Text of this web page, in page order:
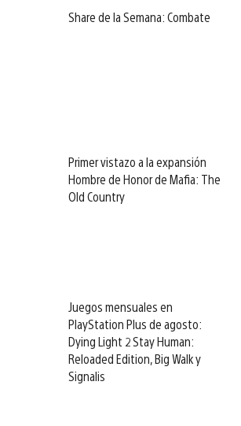
Share de la Semana: Combate
Primer vistazo a la expansión
Hombre de Honor de Mafia: The
Old Country
Juegos mensuales en
PlayStation Plus de agosto:
Dying Light 2 Stay Human:
Reloaded Edition, Big Walk y
Signalis